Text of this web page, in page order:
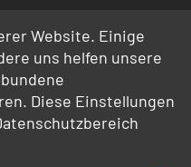
Website. Einige
uns helfen unsere
Diese Einstellungen